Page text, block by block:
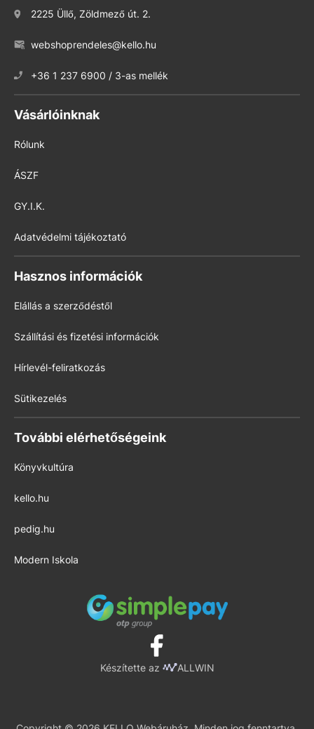
2225 Üllő, Zöldmező út. 2.
webshoprendeles@kello.hu
+36 1 237 6900 / 3-as mellék
Vásárlóinknak
Rólunk
ÁSZF
GY.I.K.
Adatvédelmi tájékoztató
Hasznos információk
Elállás a szerződéstől
Szállítási és fizetési információk
Hírlevél-feliratkozás
Sütikezelés
További elérhetőségeink
Könyvkultúra
kello.hu
pedig.hu
Modern Iskola
Készítette az ALLWIN